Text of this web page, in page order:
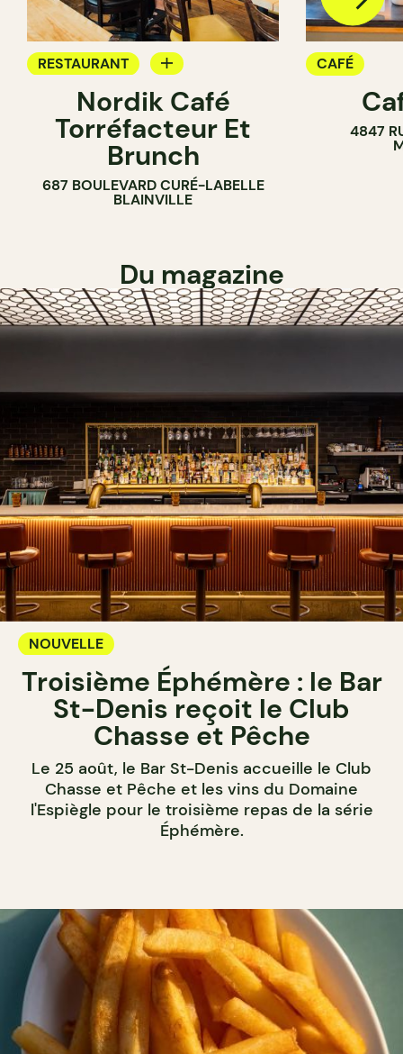
RESTAURANT
Nordik Café
Torréfacteur Et
Brunch
687 BOULEVARD CURÉ-LABELLE
BLAINVILLE
CAFÉ
4847
Du magazine
NOUVELLE
Troisième Éphémère : le Bar
St-Denis reçoit le Club
Chasse et Pêche
Le 25 août, le Bar St-Denis accueille le Club
Chasse et Pêche et les vins du Domaine
l'Espiègle pour le troisième repas de la série
Éphémère.